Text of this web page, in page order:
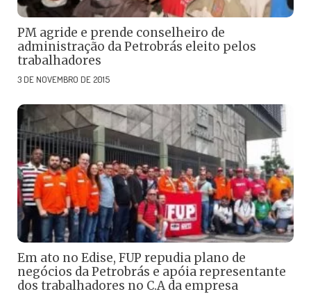
PM agride e prende conselheiro de
administração da Petrobrás eleito pelos
trabalhadores
3 DE NOVEMBRO DE 2015
Em ato no Edise, FUP repudia plano de
negócios da Petrobrás e apóia representante
dos trabalhadores no C.A da empresa